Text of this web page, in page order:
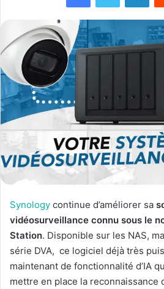
Synology continue d’améliorer sa
vidéosurveillance connu sous le
Station. Disponible sur les NAS,
série DVA, ce logiciel déjà très
maintenant de fonctionnalité d’IA
mettre en place la reconnaissance